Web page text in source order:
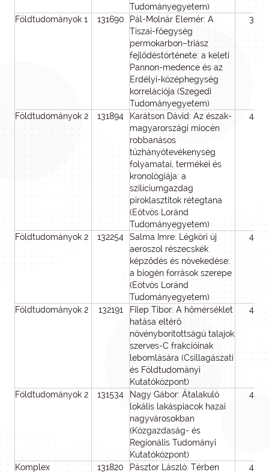
Tudományegyetem)
Földtudományok 1 131690
Pál-Molnár Elemér: A
Tiszai-főegység
permokarbon–triász
fejlődéstörténete: a keleti
Pannon-medence és az
Erdélyi-középhegység
korrelációja (Szegedi
Tudományegyetem)
36
Földtudományok 2 131894
Karátson Dávid: Az észak-
magyarországi miocén
robbanásos
tűzhányótevékenység
folyamatai, termékei és
kronológiája: a
szilíciumgazdag
piroklasztitok rétegtana
(Eötvös Loránd
Tudományegyetem)
48
Földtudományok 2 132254
Salma Imre: Légköri új
aeroszol részecskék
képződés és növekedése:
a biogén források szerepe
(Eötvös Loránd
Tudományegyetem)
48
Földtudományok 2 132191
Filep Tibor: A hőmérséklet
hatása eltérő
növényborítottságú talajok
szerves-C frakcióinak
lebomlására (Csillagászati
és Földtudományi
Kutatóközpont)
48
Földtudományok 2 131534
Nagy Gábor: Átalakuló
lokális lakáspiacok hazai
nagyvárosokban
(Közgazdaság- és
Regionális Tudományi
Kutatóközpont)
48
Komplex
131820
Pásztor László: Térben
48